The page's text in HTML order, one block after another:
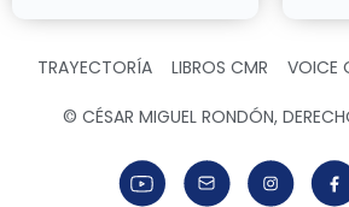
TRAYECTORÍA LIBROS CMR VOICE
© CÉSAR MIGUEL RONDÓN,